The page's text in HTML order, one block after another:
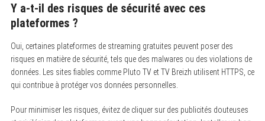
Y a-t-il des risques de sécurité avec ces
plateformes ?
Oui, certaines plateformes de streaming gratuites peuvent poser des
risques en matière de sécurité, tels que des malwares ou des violations de
données. Les sites fiables comme Pluto TV et TV Breizh utilisent HTTPS, ce
qui contribue à protéger vos données personnelles.
Pour minimiser les risques, évitez de cliquer sur des publicités douteuses